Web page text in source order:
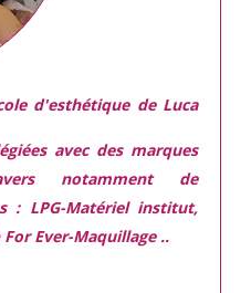
d'esthétique de Luca
avec des marques
notamment de
: LPG-Matériel institut,
Ever-Maquillage ..